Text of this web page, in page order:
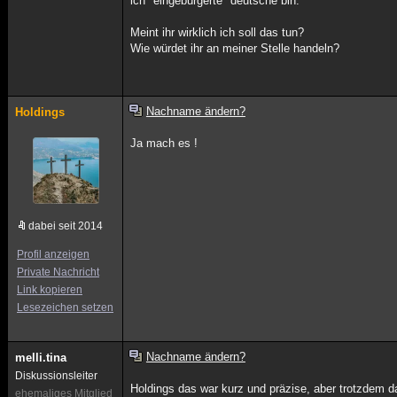
Meint ihr wirklich ich soll das tun?
Wie würdet ihr an meiner Stelle handeln?
Holdings
dabei seit 2014
Profil anzeigen
Private Nachricht
Link kopieren
Lesezeichen setzen
Nachname ändern?
Ja mach es !
melli.tina
Diskussionsleiter
ehemaliges Mitglied
Nachname ändern?
Holdings das war kurz und präzise, aber trotzdem